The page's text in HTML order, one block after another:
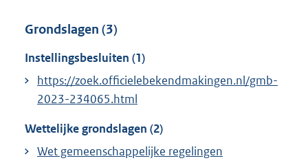
Grondslagen (3)
Instellingsbesluiten (1)
https://zoek.officielebekendmakingen.nl/gmb-
2023-234065.html
Wettelijke grondslagen (2)
Wet gemeenschappelijke regelingen